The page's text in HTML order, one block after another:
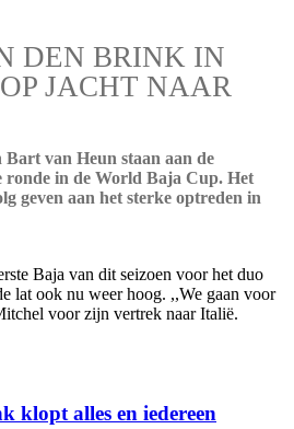
DEN BRINK IN
JACHT NAAR
van Heun staan aan de
ronde in de World Baja Cup. Het
geven aan het sterke optreden in
Baja van dit seizoen voor het duo
lat ook nu weer hoog. ,,We gaan voor
voor zijn vertrek naar Italië.
klopt alles en iedereen